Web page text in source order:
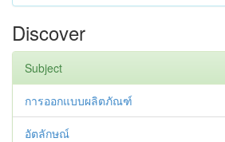
Discover
Subject
การออกแบบผลิตภัณฑ์
อัตลักษณ์